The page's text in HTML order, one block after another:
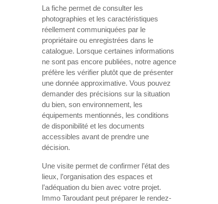
La fiche permet de consulter les
photographies et les caractéristiques
réellement communiquées par le
propriétaire ou enregistrées dans le
catalogue. Lorsque certaines informations
ne sont pas encore publiées, notre agence
préfère les vérifier plutôt que de présenter
une donnée approximative. Vous pouvez
demander des précisions sur la situation
du bien, son environnement, les
équipements mentionnés, les conditions
de disponibilité et les documents
accessibles avant de prendre une
décision.
Une visite permet de confirmer l’état des
lieux, l’organisation des espaces et
l’adéquation du bien avec votre projet.
Immo Taroudant peut préparer le rendez-